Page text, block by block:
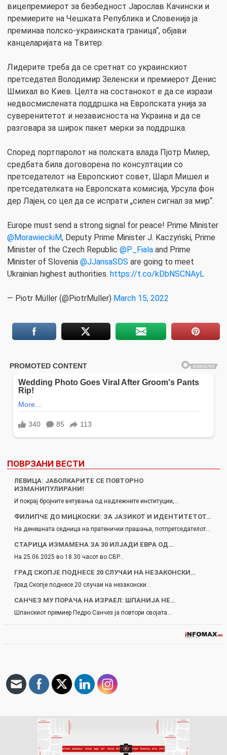
вицепремиерот за безбедност Јарослав Качински и
премиерите на Чешката Република и Словенија ја
преминаа полско-украинската граница“, објави
канцеларијата на Твитер.
Лидерите треба да се сретнат со украинскиот
претседател Володимир Зеленски и премиерот Денис
Шмихал во Киев. Целта на состанокот е да се изрази
недвосмислената поддршка на Европската унија за
суверенитетот и независноста на Украина и да се
разговара за широк пакет мерки за поддршка.
Според портпаролот на полската влада Пјотр Милер,
средбата била договорена по консултации со
претседателот на Европскиот совет, Шарл Мишел и
претседателката на Европската комисија, Урсула фон
дер Лајен, со цел да се испрати „силен сигнал за мир“.
Europe must send a strong signal for peace! Prime Minister
@MorawieckiM, Deputy Prime Minister J. Kaczyński, Prime
Minister of the Czech Republic @P_Fiala and Prime
Minister of Slovenia @JJansaSDS are going to meet
Ukrainian highest authorities. https://t.co/kDbNSCNAyL
— Piotr Müller (@PiotrMuller) March 15, 2022
ПОВРЗАНИ ВЕСТИ
ЛЕВИЦА: ЈАБОЛКАРИТЕ СЕ ПОВТОРНО
ИЗМАНИПУЛИРАНИ!
И покрај бројните ветувања од надлежните институции,…
ФИЛИПЧЕ ДО МИЦКОСКИ: ЗА ЈАЗИКОТ И ИДЕНТИТЕТОТ…
На денешната седница на пратенички прашања, потпретседателот…
СТАРИЦА ИЗМАМЕНА ЗА 30 ИЛЈАДИ ЕВРА ОД…
На 25.06.2025 во 18.30 часот во СВР…
ГРАД СКОПЈЕ ПОДНЕСЕ 20 СЛУЧАИ НА НЕЗАКОНСКИ…
Град Скопје поднесе 20 случаи на незаконски…
САНЧЕЗ МУ ПОРАЧА НА ИЗРАЕЛ: ШПАНИЈА НЕ…
Шпанскиот премиер Педро Санчез ја повтори својата…